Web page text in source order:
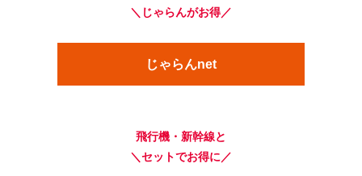
＼じゃらんがお得／
じゃらんnet
飛行機・新幹線と
＼セットでお得に／